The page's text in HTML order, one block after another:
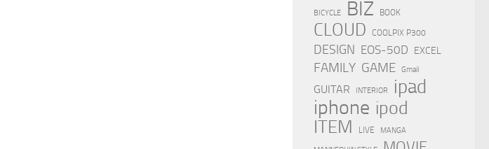
BICYCLE BIZ BOOK
CLOUD COOLPIX P300
DESIGN EOS-50D EXCEL
FAMILY GAME Gmail
GUITAR INTERIOR ipad
iphone ipod
ITEM
LIVE MANGA